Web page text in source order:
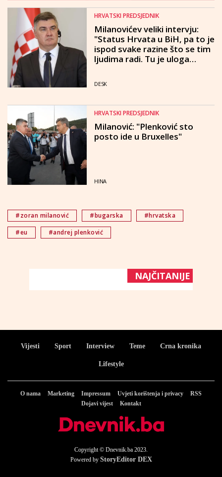
HRVATSKI PREDSJEDNIK
Milanovićev veliki intervju:
"Status Hrvata u BiH, pa to je
ispod svake razine što se tim
ljudima radi. Tu je uloga
DESK
HRVATSKI PREDSJEDNIK
Milanović: "Plenković sto
posto ide u Bruxelles"
HINA
#zoran milanović #bugarska
#hrvatska
#eu
#andrej plenković
NAJČITANIJE
Vijesti Sport Interview Teme Crna kronika
Lifestyle
O nama Marketing Impressum Uvjeti korištenja i privacy
RSS
Dojavi vijest
Kontakt
Copyright © Dnevnik.ba 2023.
Powered by StoryEditor DEX